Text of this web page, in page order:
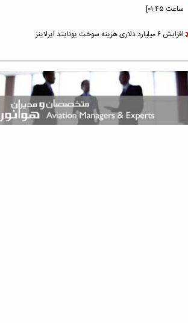
ساعت ۰۱:۴۵]
افزایش ۶ میلیارد دلاری هزینه‌ سوخت یونایتد ایرلاینز
هوش مصنوعی وارد تعمیر و بازرسی موتورهای هواپیما شد
حمله هوایی به تأسیسات فرودگاه سمنان
دلاری